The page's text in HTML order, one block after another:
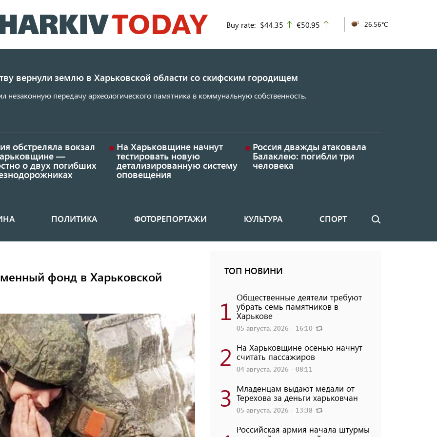
к
основному
Buy rate: $44.35 up
€50.95 26.56°C
вернули землю в Харьковской области со скифским городищем
незаконную передачу археологического памятника в коммунальную собственность.
обстреляла вокзал
—
о двух погибших
На Харьковщине начнут
тестировать новую
детализированную систему
оповещения
Россия дважды атаковала
Балаклею: погибли три
человека
ПОЛИТИКА ФОТОРЕПОРТАЖИ КУЛЬТУРА СПОРТ Поиск
фонд в Харьковской
Ілюстративне фото
ТОП НОВИНИ
1 Общественные деятели требуют
убрать семь памятников в
Харькове
05 августа, 2026 - 16:10
2 На Харьковщине осенью начнут
считать пассажиров
04 августа, 2026 - 08:11
3 Младенцам выдают медали от
Терехова за деньги харьковчан
05 августа, 2026 - 13:38
Российская армия начала штурмы